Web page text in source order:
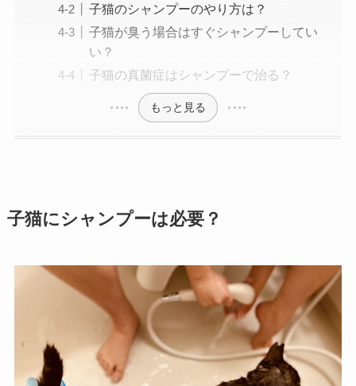
子猫のシャンプーのやり方は？
子猫が臭う場合はすぐシャンプーしてい
い？
子猫の真菌症はシャンプーで治る？
もっと見る
子猫にシャンプーは必要？